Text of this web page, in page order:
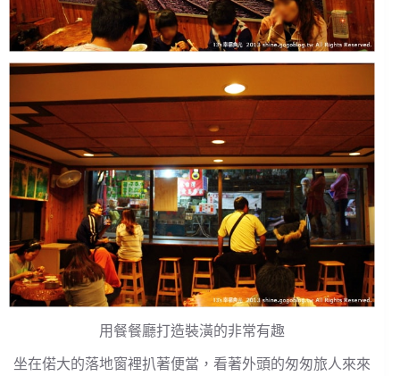
用餐餐廳打造裝潢的非常有趣
坐在偌大的落地窗裡扒著便當，看著外頭的匆匆旅人來來